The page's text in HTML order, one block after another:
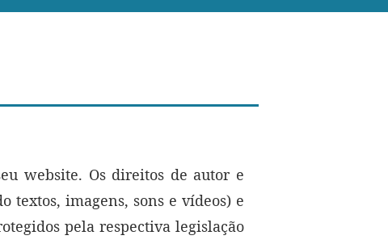
website. Os direitos de autor e
textos, imagens, sons e vídeos) e
pela respectiva legislação